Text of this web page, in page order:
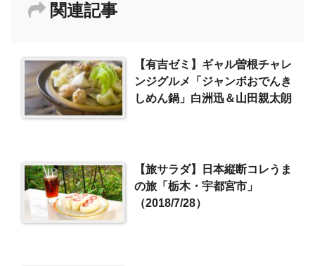
関連記事
【有吉ゼミ】ギャル曽根チャレ
ンジグルメ「ジャンボおでんき
しめん鍋」白洲迅＆山田親太朗
【旅サラダ】日本縦断コレうま
の旅「栃木・宇都宮市」
（2018/7/28）